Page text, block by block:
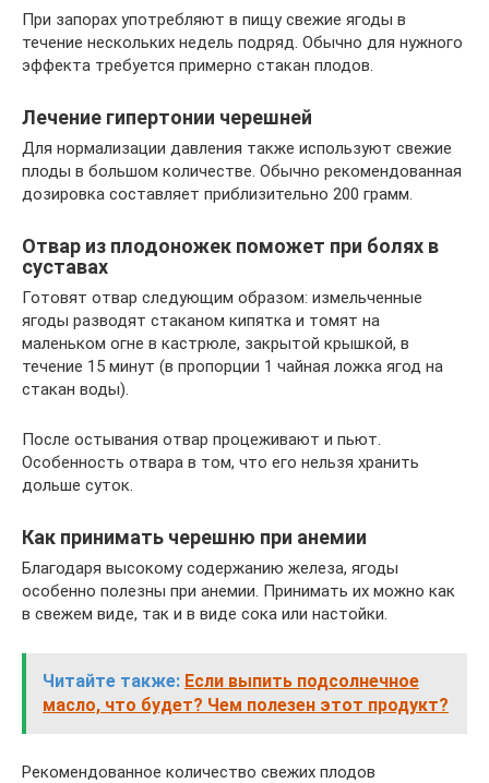
При запорах употребляют в пищу свежие ягоды в
течение нескольких недель подряд. Обычно для нужного
эффекта требуется примерно стакан плодов.
Лечение гипертонии черешней
Для нормализации давления также используют свежие
плоды в большом количестве. Обычно рекомендованная
дозировка составляет приблизительно 200 грамм.
Отвар из плодоножек поможет при болях в
суставах
Готовят отвар следующим образом: измельченные
ягоды разводят стаканом кипятка и томят на
маленьком огне в кастрюле, закрытой крышкой, в
течение 15 минут (в пропорции 1 чайная ложка ягод на
стакан воды).
После остывания отвар процеживают и пьют.
Особенность отвара в том, что его нельзя хранить
дольше суток.
Как принимать черешню при анемии
Благодаря высокому содержанию железа, ягоды
особенно полезны при анемии. Принимать их можно как
в свежем виде, так и в виде сока или настойки.
Читайте также: Если выпить подсолнечное
масло, что будет? Чем полезен этот продукт?
Рекомендованное количество свежих плодов